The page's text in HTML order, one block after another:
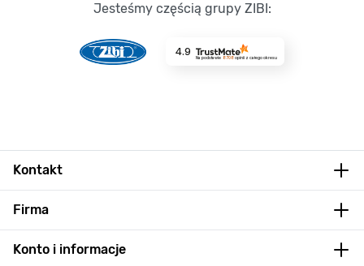
Jesteśmy częścią grupy ZIBI:
4.9
Na podstawie 8708opinii z całego okresu
Kontakt
Firma
Konto i informacje